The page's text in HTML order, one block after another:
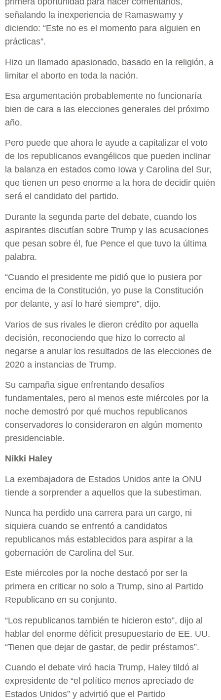
señalando la inexperiencia de Ramaswamy y
diciendo: “Este no es el momento para alguien en
prácticas”.
Hizo un llamado apasionado, basado en la religión, a
limitar el aborto en toda la nación.
Esa argumentación probablemente no funcionaría
bien de cara a las elecciones generales del próximo
año.
Pero puede que ahora le ayude a capitalizar el voto
de los republicanos evangélicos que pueden inclinar
la balanza en estados como Iowa y Carolina del Sur,
que tienen un peso enorme a la hora de decidir quién
será el candidato del partido.
Durante la segunda parte del debate, cuando los
aspirantes discutían sobre Trump y las acusaciones
que pesan sobre él, fue Pence el que tuvo la última
palabra.
“Cuando el presidente me pidió que lo pusiera por
encima de la Constitución, yo puse la Constitución
por delante, y así lo haré siempre”, dijo.
Varios de sus rivales le dieron crédito por aquella
decisión, reconociendo que hizo lo correcto al
negarse a anular los resultados de las elecciones de
2020 a instancias de Trump.
Su campaña sigue enfrentando desafíos
fundamentales, pero al menos este miércoles por la
noche demostró por qué muchos republicanos
conservadores lo consideraron en algún momento
presidenciable.
Nikki Haley
La exembajadora de Estados Unidos ante la ONU
tiende a sorprender a aquellos que la subestiman.
Nunca ha perdido una carrera para un cargo, ni
siquiera cuando se enfrentó a candidatos
republicanos más establecidos para aspirar a la
gobernación de Carolina del Sur.
Este miércoles por la noche destacó por ser la
primera en criticar no solo a Trump, sino al Partido
Republicano en su conjunto.
“Los republicanos también te hicieron esto”, dijo al
hablar del enorme déficit presupuestario de EE. UU.
“Tienen que dejar de gastar, de pedir préstamos”.
Cuando el debate viró hacia Trump, Haley tildó al
expresidente de “el político menos apreciado de
Estados Unidos” y advirtió que el Partido